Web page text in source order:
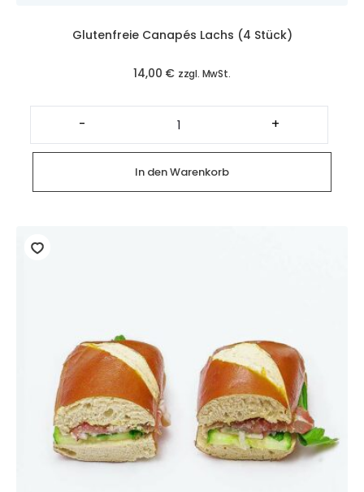
Glutenfreie Canapés Lachs (4 Stück)
14,00 € zzgl. MwSt.
-
Glutenfreie
Canapés
Lachs
(4
Stück)
Menge
+
In den Warenkorb